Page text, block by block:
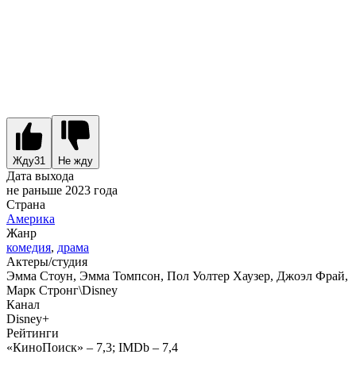
Жду31 Не жду
Дата выхода
не раньше 2023 года
Страна
Америка
Жанр
комедия, драма
Актеры/студия
Эмма Стоун, Эмма Томпсон, Пол Уолтер Хаузер, Джоэл Фрай,
Марк Стронг\Disney
Канал
Disney+
Рейтинги
«КиноПоиск» – 7,3; IMDb – 7,4